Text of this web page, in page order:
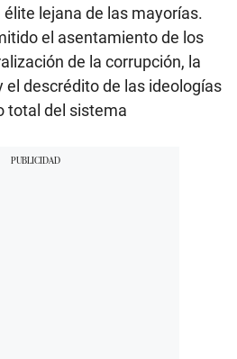
lejana de las mayorías.
el asentamiento de los
de la corrupción, la
el descrédito de las ideologías
total del sistema